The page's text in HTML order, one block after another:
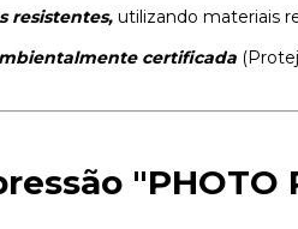
resistentes, utilizando materiais
certificada
"PHOTO